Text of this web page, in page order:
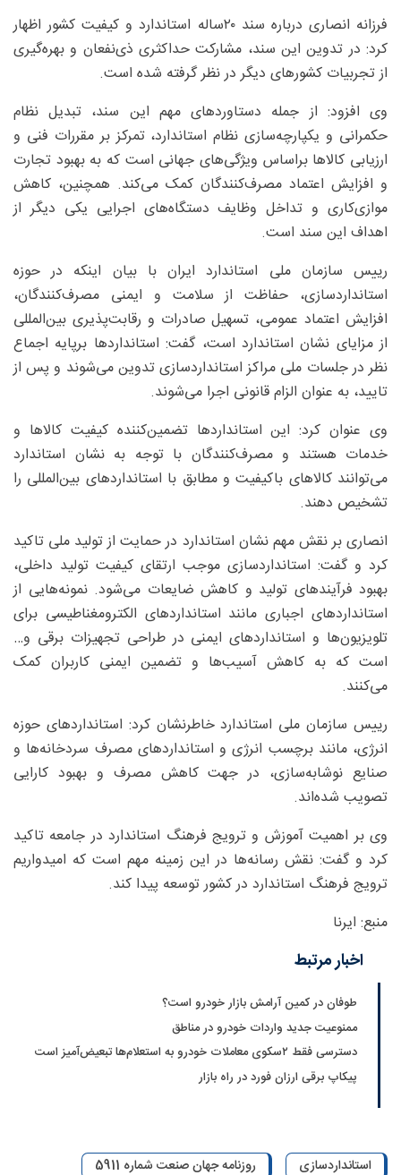
فرزانه انصاری درباره سند ۲۰‌ساله استاندارد و کیفیت کشور اظهار
کرد: در تدوین این سند، مشارکت حداکثری ذی‌نفعان و بهره‌گیری
از تجربیات کشورهای دیگر در نظر گرفته شده است.
وی افزود: از جمله دستاوردهای مهم این سند، تبدیل نظام
حکمرانی و یکپارچه‌سازی نظام استاندارد، تمرکز بر مقررات فنی و
ارزیابی کالاها براساس ویژگی‌های جهانی است که به بهبود تجارت
و افزایش اعتماد مصرف‌کنندگان کمک می‌کند. همچنین، کاهش
موازی‌کاری و تداخل وظایف دستگاه‌های اجرایی یکی دیگر از
اهداف این سند است.
رییس سازمان ملی استاندارد ایران با بیان اینکه در حوزه
استانداردسازی، حفاظت از سلامت و ایمنی مصرف‌کنندگان،
افزایش اعتماد عمومی، تسهیل صادرات و رقابت‌پذیری بین‌المللی
از مزایای نشان استاندارد است، گفت: استانداردها برپایه اجماع
نظر در جلسات ملی مراکز استانداردسازی تدوین می‌شوند و پس از
تایید، به عنوان الزام قانونی اجرا می‌شوند.
وی عنوان کرد: این استانداردها تضمین‌کننده کیفیت کالاها و
خدمات هستند و مصرف‌کنندگان با توجه به نشان استاندارد
می‌توانند کالاهای باکیفیت و مطابق با استانداردهای بین‌المللی را
تشخیص دهند.
انصاری بر نقش مهم نشان استاندارد در حمایت از تولید ملی تاکید
کرد و گفت: استانداردسازی موجب ارتقای کیفیت تولید داخلی،
بهبود فرآیندهای تولید و کاهش ضایعات می‌شود. نمونه‌هایی از
استانداردهای اجباری مانند استانداردهای الکترومغناطیسی برای
تلویزیون‌ها و استانداردهای ایمنی در طراحی تجهیزات برقی و‌…
است که به کاهش آسیب‌ها و تضمین ایمنی کاربران کمک
می‌کنند.
رییس سازمان ملی استاندارد خاطرنشان کرد: استانداردهای حوزه
انرژی، مانند برچسب انرژی و استانداردهای مصرف سردخانه‌ها و
صنایع نوشابه‌سازی، در جهت کاهش مصرف و بهبود کارایی
تصویب شده‌اند.
وی بر اهمیت آموزش و ترویج فرهنگ استاندارد در جامعه تاکید
کرد و گفت: نقش رسانه‌ها در این زمینه مهم است که امیدواریم
ترویج فرهنگ استاندارد در کشور توسعه پیدا کند.
منبع: ایرنا
اخبار مرتبط
طوفان در کمین آرامش بازار خودرو است؟
ممنوعیت جدید واردات خودرو در مناطق
دسترسی فقط ۲سکوی معاملات خودرو به استعلام‌ها تبعیض‌آمیز است
پیکاپ برقی ارزان فورد در راه بازار
استانداردسازی روزنامه جهان صنعت شماره 5911